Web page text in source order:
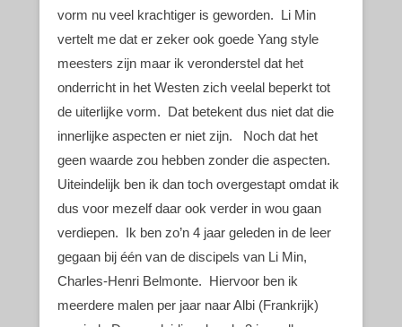
vorm nu veel krachtiger is geworden. Li Min
vertelt me dat er zeker ook goede Yang style
meesters zijn maar ik veronderstel dat het
onderricht in het Westen zich veelal beperkt tot
de uiterlijke vorm. Dat betekent dus niet dat die
innerlijke aspecten er niet zijn. Noch dat het
geen waarde zou hebben zonder die aspecten.
Uiteindelijk ben ik dan toch overgestapt omdat ik
dus voor mezelf daar ook verder in wou gaan
verdiepen. Ik ben zo’n 4 jaar geleden in de leer
gegaan bij één van de discipels van Li Min,
Charles-Henri Belmonte. Hiervoor ben ik
meerdere malen per jaar naar Albi (Frankrijk)